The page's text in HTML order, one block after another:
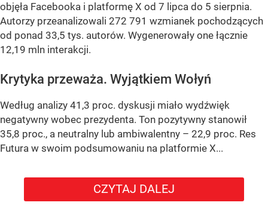
objęła Facebooka i platformę X od 7 lipca do 5 sierpnia.
Autorzy przeanalizowali 272 791 wzmianek pochodzących
od ponad 33,5 tys. autorów. Wygenerowały one łącznie
12,19 mln interakcji.
Krytyka przeważa. Wyjątkiem Wołyń
Według analizy 41,3 proc. dyskusji miało wydźwięk
negatywny wobec prezydenta. Ton pozytywny stanowił
35,8 proc., a neutralny lub ambiwalentny – 22,9 proc. Res
Futura w swoim podsumowaniu na platformie X...
CZYTAJ DALEJ